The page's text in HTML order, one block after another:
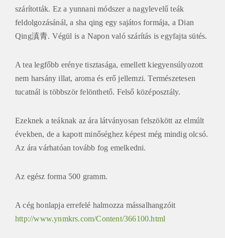
szárították. Ez a yunnani módszer a nagylevelű teák
feldolgozásánál, a sha qing egy sajátos formája, a Dian
Qing滇青. Végül is a Napon való szárítás is egyfajta sütés.
A tea legfőbb erénye tisztasága, emellett kiegyensúlyozott
nem harsány illat, aroma és erő jellemzi. Természetesen
tucatnál is többször felönthető. Felső középosztály.
Ezeknek a teáknak az ára látványosan felszökött az elmúlt
években, de a kapott minőséghez képest még mindig olcsó.
Az ára várhatóan tovább fog emelkedni.
Az egész forma 500 gramm.
A cég honlapja errefelé halmozza mássalhangzóit
http://www.ynmkrs.com/Content/366100.html